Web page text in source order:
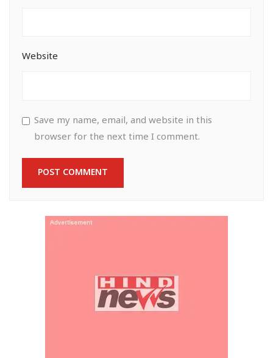
Website
Save my name, email, and website in this
browser for the next time I comment.